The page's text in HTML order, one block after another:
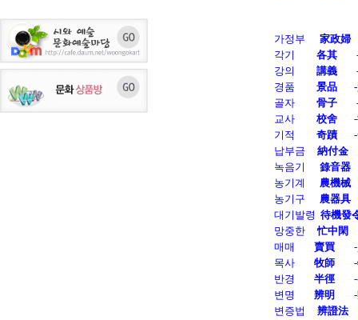
가정부 家政婦
각기 各其
강의 講義
경품 景品       -
골자 骨子
교사 校舍
기적 奇蹟
납부금
納付金
녹음기 錄音器
농기계 農機械
농기구 農器具
대기발령 待機發
망중한 忙中閑
매매 賣買
목사 牧師
반경 半徑
변명 辨明
변증법 辨證法